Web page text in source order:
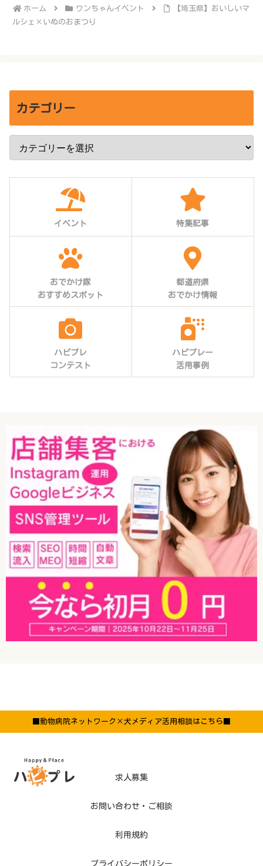
ホーム ワンちゃんイベント
【埼玉県】おいしいマ
ルシェ×いぬのおまつり
カテゴリー
イベント 特集記事
おでかけ隊
おすすめスポット
都道府県
おでかけ情報
ハピプレ
コンテスト
ハピプレー
活用事例
■動物病院ネットワーク×犬メディア活用相談はこちら■
求人募集
お問い合わせ・ご相談
利用規約
プライバシーポリシー